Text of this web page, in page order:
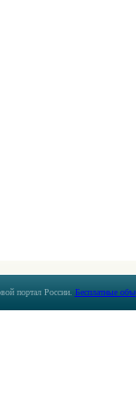
портал России. Бесплатные